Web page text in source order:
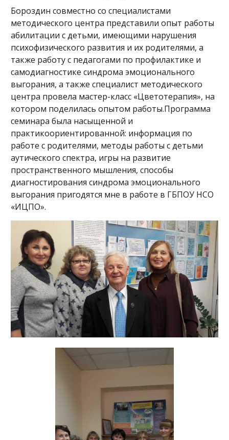
Бороздин совместно со специалистами
методического центра представили опыт работы
абилитации с детьми, имеющими нарушения
психофизического развития и их родителями, а
также работу с педагогами по профилактике и
самодиагностике синдрома эмоционального
выгорания, а также специалист методического
центра провела мастер-класс «Цветотерапия», на
котором поделилась опытом работы.Программа
семинара была насыщенной и
практикоориентированной: информация по
работе с родителями, методы работы с детьми
аутического спектра, игры на развитие
пространственного мышления, способы
диагностирования синдрома эмоционального
выгорания пригодятся мне в работе в ГБПОУ НСО
«ИЦПО».